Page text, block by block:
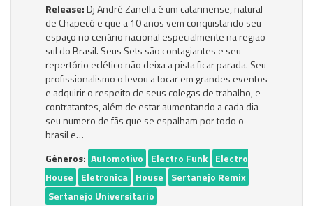
Release:Dj André Zanella é um catarinense, natural
de Chapecó e que a 10 anos vem conquistando seu
espaço no cenário nacional especialmente na região
sul do Brasil. Seus Sets são contagiantes e seu
repertório eclético não deixa a pista ficar parada. Seu
profissionalismo o levou a tocar em grandes eventos
e adquirir o respeito de seus colegas de trabalho, e
contratantes, além de estar aumentando a cada dia
seu numero de fãs que se espalham por todo o
brasil e…
Gêneros: Automotivo Electro Funk Electro
House
Eletronica House
Sertanejo Remix
Sertanejo Universitario